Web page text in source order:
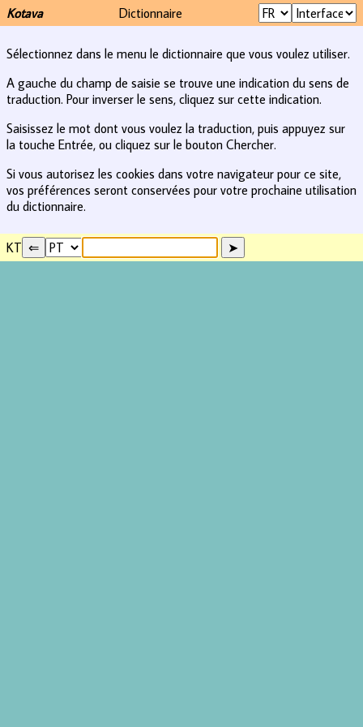
Kotava Dictionnaire
Sélectionnez dans le menu le dictionnaire que vous voulez utiliser.
A gauche du champ de saisie se trouve une indication du sens de
traduction. Pour inverser le sens, cliquez sur cette indication.
Saisissez le mot dont vous voulez la traduction, puis appuyez sur
la touche Entrée, ou cliquez sur le bouton Chercher.
Si vous autorisez les cookies dans votre navigateur pour ce site,
vos préférences seront conservées pour votre prochaine utilisation
du dictionnaire.
KT